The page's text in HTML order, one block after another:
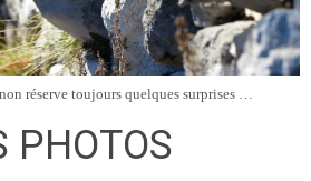
réserve toujours quelques surprises …
PHOTOS